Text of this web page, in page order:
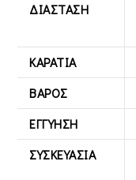
ΔΙΆΣΤΑΣΗ
ΚΑΡΆΤΙΑ
ΒΆΡΟΣ
ΕΓΓΎΗΣΗ
ΣΥΣΚΕΥΑΣΊΑ